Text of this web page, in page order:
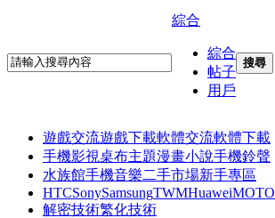
綜合
綜合
帖子
用戶
搜尋
遊戲交流遊戲下載軟體交流軟體下載
手機影視桌布主題漫畫小說手機鈴聲
水族館手機音樂二手市場新手專區
HTCSonySamsungTWMHuaweiMOTO
解密技術繁化技術